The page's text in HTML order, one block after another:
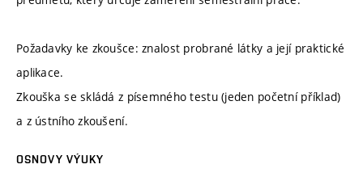
Požadavky ke zkoušce: znalost probrané látky a její praktické
aplikace.
Zkouška se skládá z písemného testu (jeden početní příklad)
a z ústního zkoušení.
OSNOVY VÝUKY